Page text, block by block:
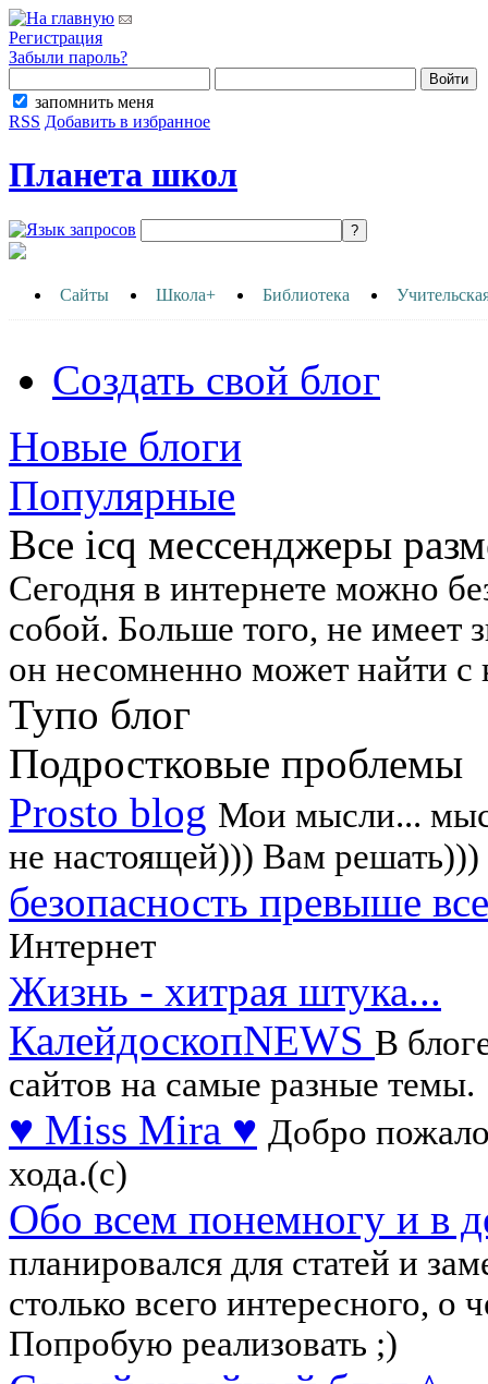
Регистрация
Забыли пароль?
запомнить меня
RSS Добавить в избранное
Планета школ
Сайты Школа+ Библиотека
Создать свой блог
Новые блоги
Популярные
Все icq мессенджеры
Сегодня в интернете можно
собой. Больше того, не имеет
он несомненно может найти с
Тупо блог
Подростковые проблемы
Prosto blog Мои мысли...
не настоящей))) Вам решать)))
безопасность превыше
Интернет
Жизнь - хитрая штука...
КалейдоскопNEWS В
сайтов на самые разные темы.
♥ Miss Mira ♥ Добро
хода.(с)
Обо всем понемногу и в
планировался для статей и
столько всего интересного, о
Попробую реализовать ;)